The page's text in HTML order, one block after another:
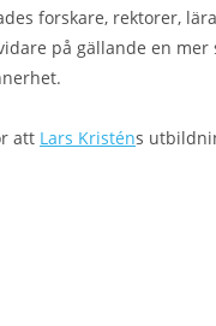
forskare, rektorer,
på gällande en mer
att Lars Kristéns